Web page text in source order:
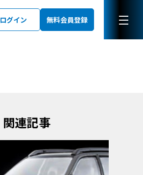
ログイン 無料会員登録
関連記事